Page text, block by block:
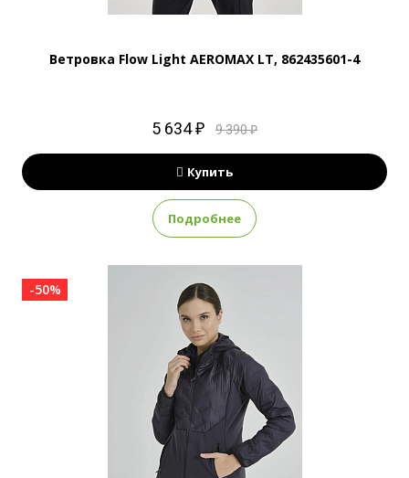
Ветровка Flow Light AEROMAX LT, 862435601-4
5 634 ₽ 9 390 ₽
Купить
Подробнее
-50%